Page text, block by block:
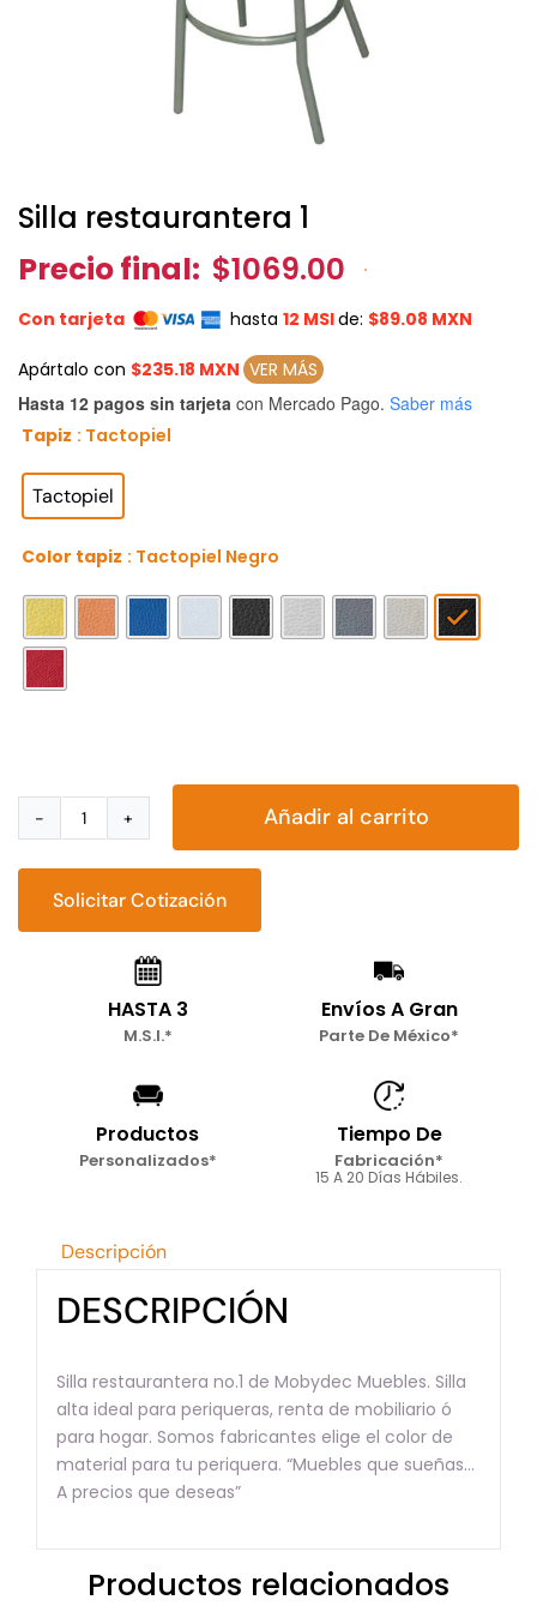
Silla restaurantera 1
Precio final: $1069.00
Con tarjeta hasta 12 MSIde: $89.08 MXN
Apártalo con $235.18 MXN VER MÁS
Hasta 12 pagos sin tarjeta con Mercado Pago. Saber más
Tapiz : Tactopiel
Tactopiel
Color tapiz : Tactopiel Negro
Silla
restaurantera
1
cantidad
Añadir al carrito
Solicitar Cotización
HASTA 3
M.S.I.*
Envíos A Gran
Parte De México*
Productos
Personalizados*
Tiempo De
Fabricación*
15 A 20 Días Hábiles.
Descripción
DESCRIPCIÓN
Silla restaurantera no.1 de Mobydec Muebles. Silla
alta ideal para periqueras, renta de mobiliario ó
para hogar. Somos fabricantes elige el color de
material para tu periquera. “Muebles que sueñas…
A precios que deseas”
Productos relacionados